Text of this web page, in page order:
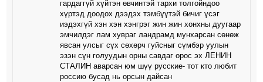
гардаггүй хүйтэн өвчинтэй тархи толгойндоо
хүртэд доодох дээдэх тэмбүүтэй бичиг үсэг
иэдэхгүй хэн хэн хэнгрэг жин жин хонхны дуугаар
эмчилдэг лам хувраг ландрамд мунхарсан сөнөж
явсан улсыг сүх сөхөрч гуйсныг сүмбэр уулын
эзэн сүн голуудын орны савдаг орос эх ЛЕНИН
СТАЛИН аварсан юм шүү русские- тот кто любит
россию бусад нь орсын дайсан